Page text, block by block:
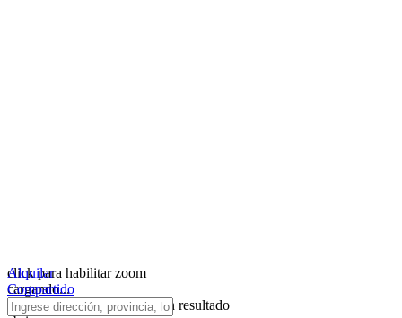
click para habilitar zoom
cargando...
No hemos encontrado ningún resultado
Alquilar
Compartido